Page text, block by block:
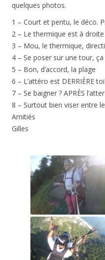
quelques photos.
1 – Court et pentu, le déco.
2 – Le thermique est à droite
3 – Mou, le thermique,
4 – Se poser sur une tour,
5 – Bon, d’accord, la plage
6 – L’attéro est DERRIÈRE toi
7 – Se baigner ? APRÈS
8 – Surtout bien viser entre
Amitiés
Gilles